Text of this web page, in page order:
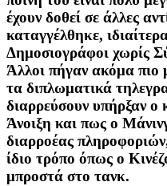
έχουν δοθεί σε άλλες
καταγγέλθηκε,
Δημοσιογράφοι χωρίς
Άλλοι πήγαν ακόμα πιο
τα διπλωματικά
διαρρεύσουν υπήρξαν ο
Άνοιξη και πως ο
διαρροέας
ίδιο τρόπο όπως ο
μπροστά στο τανκ.